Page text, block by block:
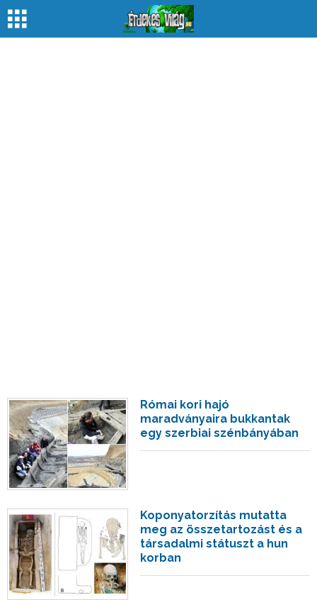
Római kori hajó
maradványaira bukkantak
egy szerbiai szénbányában
Koponyatorzítás mutatta
meg az összetartozást és a
társadalmi státuszt a hun
korban